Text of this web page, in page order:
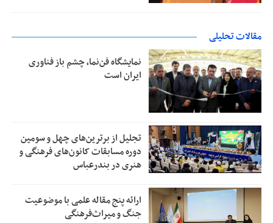
مقالات تحلیلی
نمایشگاه فن‌نما، چشم باز فناوری
ایران است
تجلیل از بر‌ترین‌های چهل و سومین
دوره مسابقات کانون‌های فرهنگی و
هنری در بندرعباس
ارائه پنج مقاله علمی با موضوعیت
جنگ و میراث‌فرهنگی